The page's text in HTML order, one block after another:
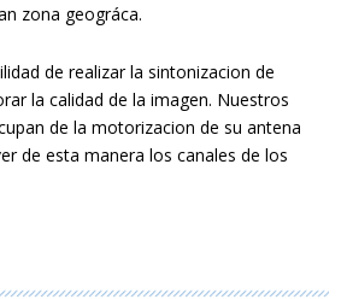
zona geográfica.
de realizar la sintonizacion de
la calidad de la imagen. Nuestros
de la motorizacion de su antena
de esta manera los canales de los